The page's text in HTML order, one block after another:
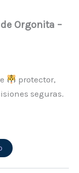
Orgonita –
protector,
seguras.